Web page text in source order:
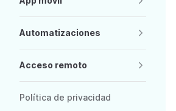
Automatizaciones
Acceso remoto
Política de privacidad